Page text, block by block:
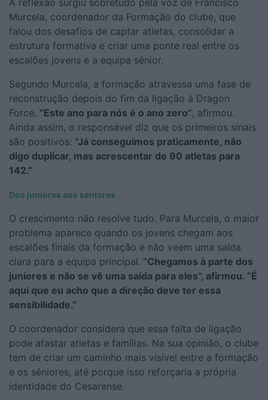
A reflexão surgiu sobretudo pela voz de Francisco
Murcela, coordenador da Formação do clube, que
falou dos desafios de captar atletas, consolidar a
estrutura formativa e criar uma ponte real entre os
escalões jovens e a equipa sénior.
Segundo Murcela, a formação atravessa uma fase de
reconstrução depois do fim da ligação à Dragon
Force. “Este ano para nós é o ano zero”, afirmou.
Ainda assim, o responsável diz que os primeiros sinais
são positivos: “Já conseguimos praticamente, não
digo duplicar, mas acrescentar de 90 atletas para
142.”
Dos juniores aos séniores
O crescimento não resolve tudo. Para Murcela, o maior
problema aparece quando os jovens chegam aos
escalões finais da formação e não veem uma saída
clara para a equipa principal. “Chegamos à parte dos
juniores e não se vê uma saída para eles”, afirmou. “É
aqui que eu acho que a direção deve ter essa
sensibilidade.”
O coordenador considera que essa falta de ligação
pode afastar atletas e famílias. Na sua opinião, o clube
tem de criar um caminho mais visível entre a formação
e os séniores, até porque isso reforçaria a própria
identidade do Cesarense.